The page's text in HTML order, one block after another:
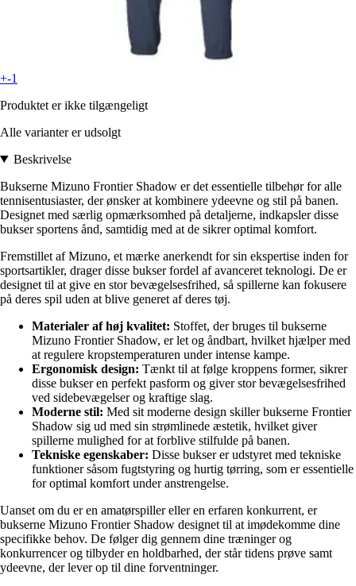
+-1
Produktet er ikke tilgængeligt
Alle varianter er udsolgt
Beskrivelse
Bukserne Mizuno Frontier Shadow er det essentielle tilbehør for alle
tennisentusiaster, der ønsker at kombinere ydeevne og stil på banen.
Designet med særlig opmærksomhed på detaljerne, indkapsler disse
bukser sportens ånd, samtidig med at de sikrer optimal komfort.
Fremstillet af Mizuno, et mærke anerkendt for sin ekspertise inden for
sportsartikler, drager disse bukser fordel af avanceret teknologi. De er
designet til at give en stor bevægelsesfrihed, så spillerne kan fokusere
på deres spil uden at blive generet af deres tøj.
Materialer af høj kvalitet: Stoffet, der bruges til bukserne
Mizuno Frontier Shadow, er let og åndbart, hvilket hjælper med
at regulere kropstemperaturen under intense kampe.
Ergonomisk design: Tænkt til at følge kroppens former, sikrer
disse bukser en perfekt pasform og giver stor bevægelsesfrihed
ved sidebevægelser og kraftige slag.
Moderne stil: Med sit moderne design skiller bukserne Frontier
Shadow sig ud med sin strømlinede æstetik, hvilket giver
spillerne mulighed for at forblive stilfulde på banen.
Tekniske egenskaber: Disse bukser er udstyret med tekniske
funktioner såsom fugtstyring og hurtig tørring, som er essentielle
for optimal komfort under anstrengelse.
Uanset om du er en amatørspiller eller en erfaren konkurrent, er
bukserne Mizuno Frontier Shadow designet til at imødekomme dine
specifikke behov. De følger dig gennem dine træninger og
konkurrencer og tilbyder en holdbarhed, der står tidens prøve samt
ydeevne, der lever op til dine forventninger.